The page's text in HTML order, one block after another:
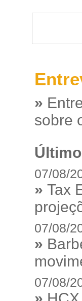
»
sobre
07/08/
» Tax
07/08/
»
07/08/